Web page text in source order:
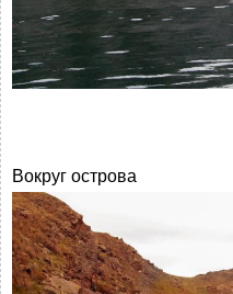
Вокруг острова